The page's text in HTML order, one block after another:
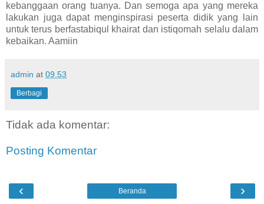
kebanggaan orang tuanya. Dan semoga apa yang mereka
lakukan juga dapat menginspirasi peserta didik yang lain
untuk terus berfastabiqul khairat dan istiqomah selalu dalam
kebaikan. Aamiin
admin at 09.53
Berbagi
Tidak ada komentar:
Posting Komentar
‹ ›
Beranda